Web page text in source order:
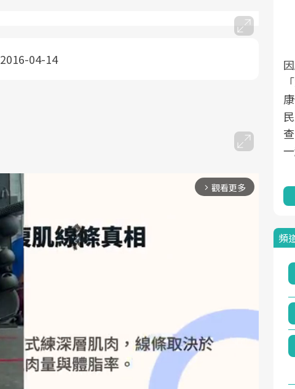
2016-04-14
arrow_forward_ios 觀看更多
關注的核心議題。然而，健檢不只是醫
療院所的服務，更是民眾了解自身健康
頻